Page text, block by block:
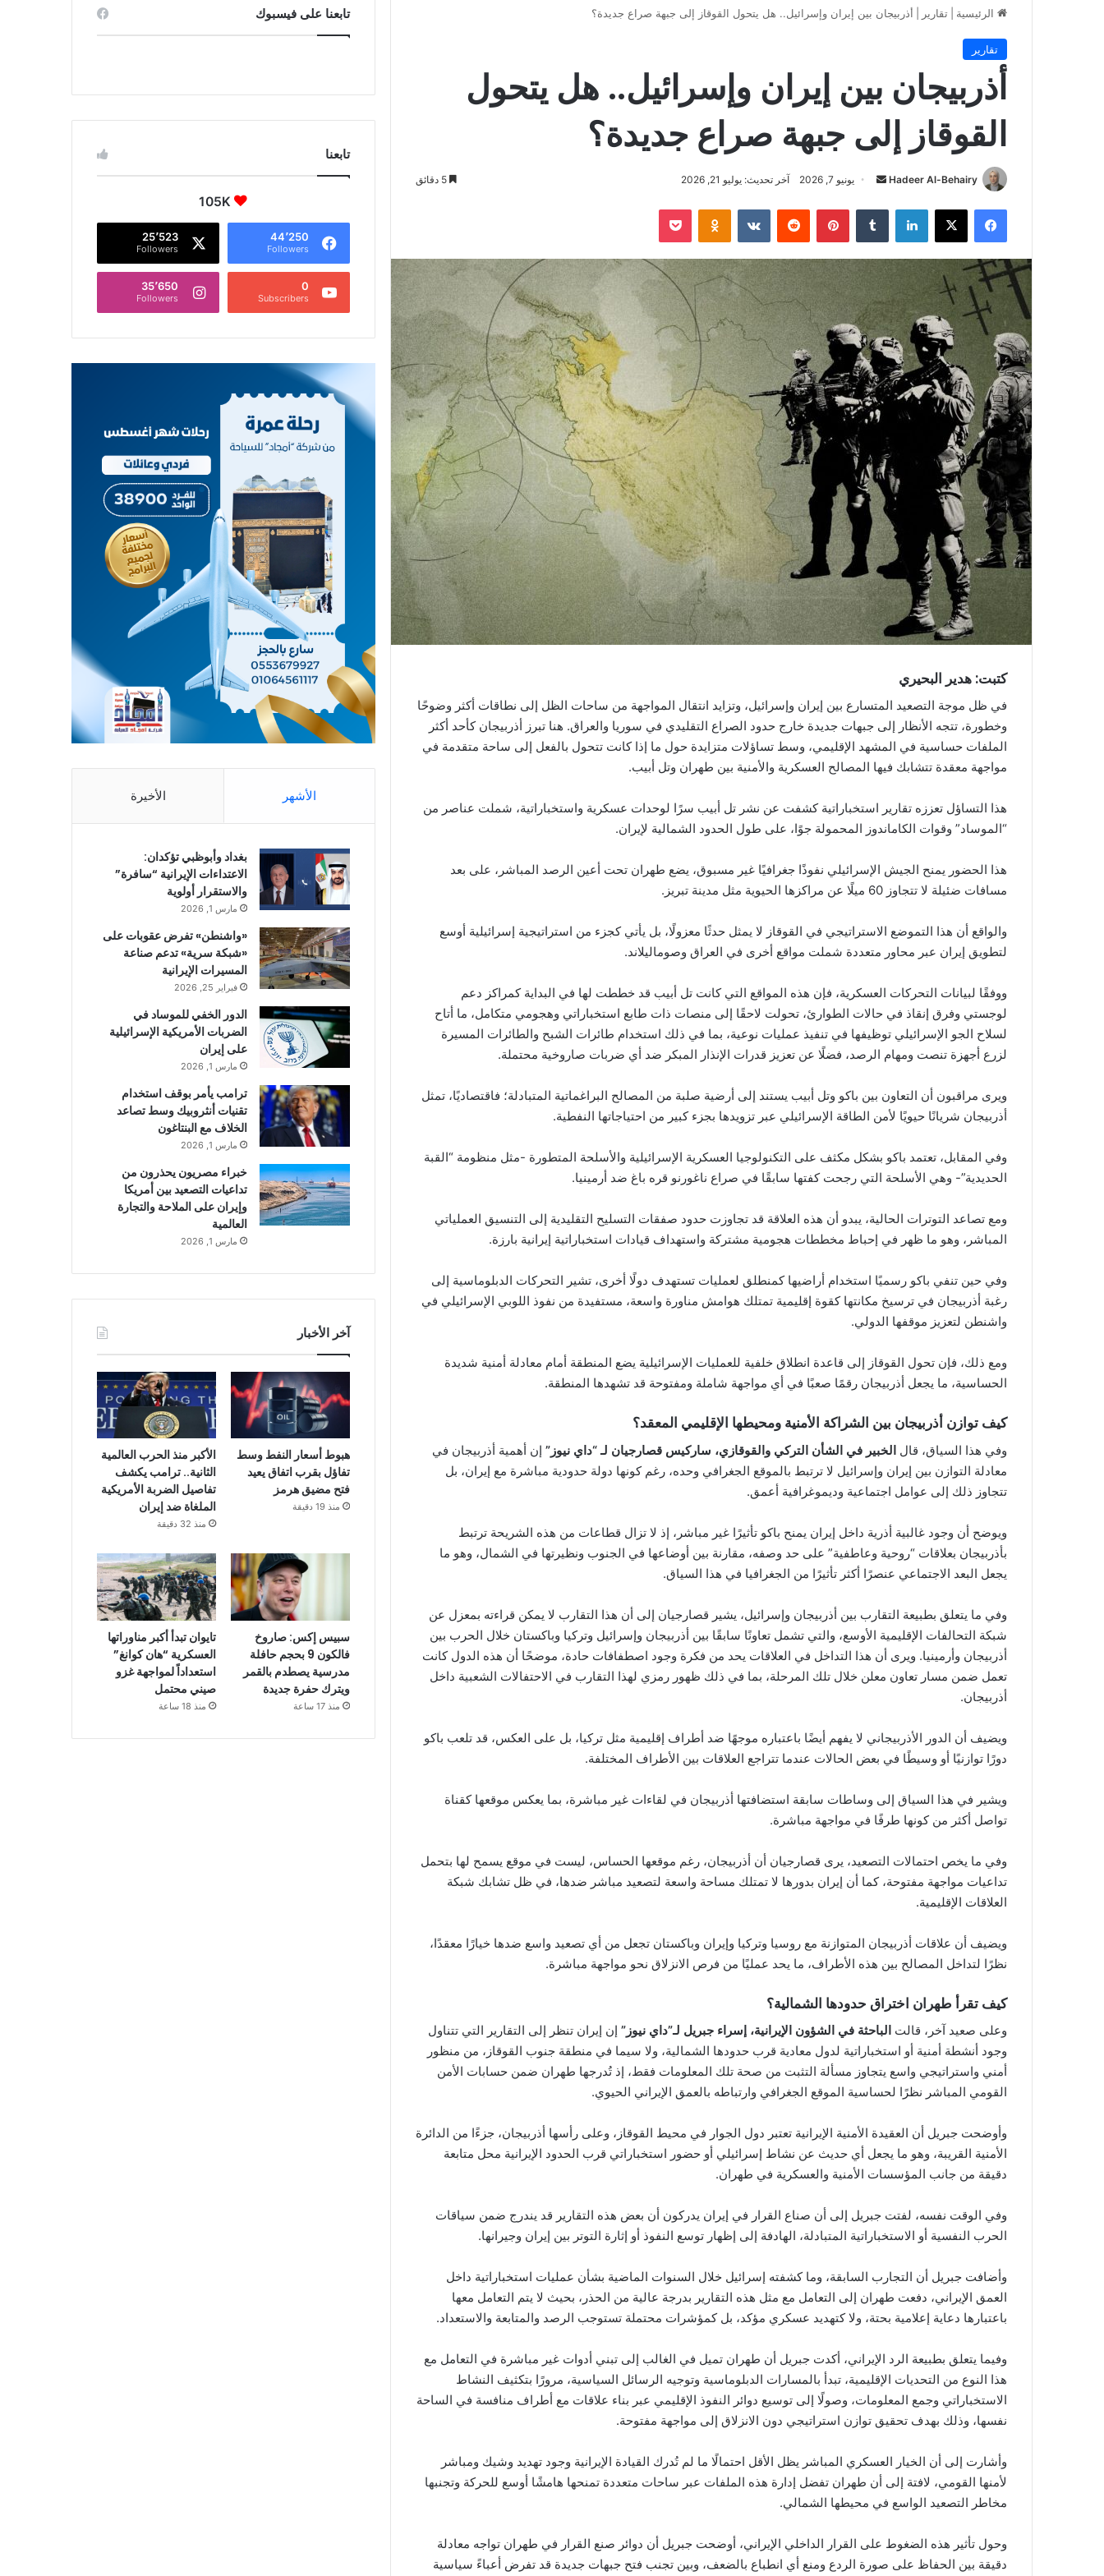
الرئيسية تقارير أذربيجان بين إيران وإسرائيل.. هل يتحول القوقاز إلى جبهة صراع جديدة؟
تقارير
أذربيجان بين إيران وإسرائيل.. هل يتحول
القوقاز إلى جبهة صراع جديدة؟
Hadeer Al-Behairy
س
ب
ي
د
ا
ل
ك
ت
و
ي
ا
يونيو 7, 2026 آخر تحديث: يوليو 21, 2026
فيسبوك لينكدإن بينتيريست
كتبت: هدير البحيري
في ظل موجة التصعيد المتسارع بين إيران وإسرائيل، وتزايد انتقال المواجهة من ساحات الظل إلى نطاقات أكثر وضوحًا
وخطورة، تتجه الأنظار إلى جبهات جديدة خارج حدود الصراع التقليدي في سوريا والعراق. هنا تبرز أذربيجان كأحد أكثر
الملفات حساسية في المشهد الإقليمي، وسط تساؤلات متزايدة حول ما إذا كانت تتحول بالفعل إلى ساحة متقدمة في
مواجهة معقدة تتشابك فيها المصالح العسكرية والأمنية بين طهران وتل أبيب.
هذا التساؤل تعززه تقارير استخباراتية كشفت عن نشر تل أبيب سرًا لوحدات عسكرية واستخباراتية، شملت عناصر من
“الموساد” وقوات الكاماندوز المحمولة جوًا، على طول الحدود الشمالية لإيران.
هذا الحضور يمنح الجيش الإسرائيلي نفوذًا جغرافيًا غير مسبوق، يضع طهران تحت أعين الرصد المباشر، على بعد
مسافات ضئيلة لا تتجاوز 60 ميلًا عن مراكزها الحيوية مثل مدينة تبريز.
والواقع أن هذا التموضع الاستراتيجي في القوقاز لا يمثل حدثًا معزولًا، بل يأتي كجزء من استراتيجية إسرائيلية أوسع
لتطويق إيران عبر محاور متعددة شملت مواقع أخرى في العراق وصوماليلاند.
ووفقًا لبيانات التحركات العسكرية، فإن هذه المواقع التي كانت تل أبيب قد خططت لها في البداية كمراكز دعم
لوجستي وفرق إنقاذ في حالات الطوارئ، تحولت لاحقًا إلى منصات ذات طابع استخباراتي وهجومي متكامل، ما أتاح
لسلاح الجو الإسرائيلي توظيفها في تنفيذ عمليات نوعية، بما في ذلك استخدام طائرات الشبح والطائرات المسيرة
لزرع أجهزة تنصت ومهام الرصد، فضلًا عن تعزيز قدرات الإنذار المبكر ضد أي ضربات صاروخية محتملة.
ويرى مراقبون أن التعاون بين باكو وتل أبيب يستند إلى أرضية صلبة من المصالح البراغماتية المتبادلة؛ فاقتصاديًا، تمثل
أذربيجان شريانًا حيويًا لأمن الطاقة الإسرائيلي عبر تزويدها بجزء كبير من احتياجاتها النفطية.
وفي المقابل، تعتمد باكو بشكل مكثف على التكنولوجيا العسكرية الإسرائيلية والأسلحة المتطورة -مثل منظومة “القبة
الحديدية”- وهي الأسلحة التي رجحت كفتها سابقًا في صراع ناغورنو قره باغ ضد أرمينيا.
ومع تصاعد التوترات الحالية، يبدو أن هذه العلاقة قد تجاوزت حدود صفقات التسليح التقليدية إلى التنسيق العملياتي
المباشر، وهو ما ظهر في إحباط مخططات هجومية مشتركة واستهداف قيادات استخباراتية إيرانية بارزة.
وفي حين تنفي باكو رسميًا استخدام أراضيها كمنطلق لعمليات تستهدف دولًا أخرى، تشير التحركات الدبلوماسية إلى
رغبة أذربيجان في ترسيخ مكانتها كقوة إقليمية تمتلك هوامش مناورة واسعة، مستفيدة من نفوذ اللوبي الإسرائيلي في
واشنطن لتعزيز موقفها الدولي.
ومع ذلك، فإن تحول القوقاز إلى قاعدة انطلاق خلفية للعمليات الإسرائيلية يضع المنطقة أمام معادلة أمنية شديدة
الحساسية، ما يجعل أذربيجان رقمًا صعبًا في أي مواجهة شاملة ومفتوحة قد تشهدها المنطقة.
كيف توازن أذربيجان بين الشراكة الأمنية ومحيطها الإقليمي المعقد؟
وفي هذا السياق، قال الخبير في الشأن التركي والقوقازي، ساركيس قصارجيان لـ “داي نيوز” إن أهمية أذربيجان في
معادلة التوازن بين إيران وإسرائيل لا ترتبط بالموقع الجغرافي وحده، رغم كونها دولة حدودية مباشرة مع إيران، بل
تتجاوز ذلك إلى عوامل اجتماعية وديموغرافية أعمق.
ويوضح أن وجود غالبية أذرية داخل إيران يمنح باكو تأثيرًا غير مباشر، إذ لا تزال قطاعات من هذه الشريحة ترتبط
بأذربيجان بعلاقات “روحية وعاطفية” على حد وصفه، مقارنة بين أوضاعها في الجنوب ونظيرتها في الشمال، وهو ما
يجعل البعد الاجتماعي عنصرًا أكثر تأثيرًا من الجغرافيا في هذا السياق.
وفي ما يتعلق بطبيعة التقارب بين أذربيجان وإسرائيل، يشير قصارجيان إلى أن هذا التقارب لا يمكن قراءته بمعزل عن
شبكة التحالفات الإقليمية الأوسع، والتي تشمل تعاونًا سابقًا بين أذربيجان وإسرائيل وتركيا وباكستان خلال الحرب بين
أذربيجان وأرمينيا. ويرى أن هذا التداخل في العلاقات يحد من فكرة وجود اصطفافات حادة، موضحًا أن هذه الدول كانت
تعمل ضمن مسار تعاون معلن خلال تلك المرحلة، بما في ذلك ظهور رمزي لهذا التقارب في الاحتفالات الشعبية داخل
أذربيجان.
ويضيف أن الدور الأذربيجاني لا يفهم أيضًا باعتباره موجهًا ضد أطراف إقليمية مثل تركيا، بل على العكس، قد تلعب باكو
دورًا توازنيًا أو وسيطًا في بعض الحالات عندما تتراجع العلاقات بين الأطراف المختلفة.
ويشير في هذا السياق إلى وساطات سابقة استضافتها أذربيجان في لقاءات غير مباشرة، بما يعكس موقعها كقناة
تواصل أكثر من كونها طرفًا في مواجهة مباشرة.
وفي ما يخص احتمالات التصعيد، يرى قصارجيان أن أذربيجان، رغم موقعها الحساس، ليست في موقع يسمح لها بتحمل
تداعيات مواجهة مفتوحة، كما أن إيران بدورها لا تمتلك مساحة واسعة لتصعيد مباشر ضدها، في ظل تشابك شبكة
العلاقات الإقليمية.
ويضيف أن علاقات أذربيجان المتوازنة مع روسيا وتركيا وإيران وباكستان تجعل من أي تصعيد واسع ضدها خيارًا معقدًا،
نظرًا لتداخل المصالح بين هذه الأطراف، ما يحد عمليًا من فرص الانزلاق نحو مواجهة مباشرة.
كيف تقرأ طهران اختراق حدودها الشمالية؟
وعلى صعيد آخر، قالت الباحثة في الشؤون الإيرانية، إسراء جبريل لـ”داي نيوز” إن إيران تنظر إلى التقارير التي تتناول
وجود أنشطة أمنية أو استخباراتية لدول معادية قرب حدودها الشمالية، ولا سيما في منطقة جنوب القوقاز، من منظور
أمني واستراتيجي واسع يتجاوز مسألة التثبت من صحة تلك المعلومات فقط، إذ تُدرجها طهران ضمن حسابات الأمن
القومي المباشر نظرًا لحساسية الموقع الجغرافي وارتباطه بالعمق الإيراني الحيوي.
وأوضحت جبريل أن العقيدة الأمنية الإيرانية تعتبر دول الجوار في محيط القوقاز، وعلى رأسها أذربيجان، جزءًا من الدائرة
الأمنية القريبة، وهو ما يجعل أي حديث عن نشاط إسرائيلي أو حضور استخباراتي قرب الحدود الإيرانية محل متابعة
دقيقة من جانب المؤسسات الأمنية والعسكرية في طهران.
وفي الوقت نفسه، لفتت جبريل إلى أن صناع القرار في إيران يدركون أن بعض هذه التقارير قد يندرج ضمن سياقات
الحرب النفسية أو الاستخباراتية المتبادلة، الهادفة إلى إظهار توسع النفوذ أو إثارة التوتر بين إيران وجيرانها.
وأضافت جبريل أن التجارب السابقة، وما كشفته إسرائيل خلال السنوات الماضية بشأن عمليات استخباراتية داخل
العمق الإيراني، دفعت طهران إلى التعامل مع مثل هذه التقارير بدرجة عالية من الحذر، بحيث لا يتم التعامل معها
باعتبارها دعاية إعلامية بحتة، ولا كتهديد عسكري مؤكد، بل كمؤشرات محتملة تستوجب الرصد والمتابعة والاستعداد.
وفيما يتعلق بطبيعة الرد الإيراني، أكدت جبريل أن طهران تميل في الغالب إلى تبني أدوات غير مباشرة في التعامل مع
هذا النوع من التحديات الإقليمية، تبدأ بالمسارات الدبلوماسية وتوجيه الرسائل السياسية، مرورًا بتكثيف النشاط
الاستخباراتي وجمع المعلومات، وصولًا إلى توسيع دوائر النفوذ الإقليمي عبر بناء علاقات مع أطراف منافسة في الساحة
نفسها، وذلك بهدف تحقيق توازن استراتيجي دون الانزلاق إلى مواجهة مفتوحة.
وأشارت إلى أن الخيار العسكري المباشر يظل الأقل احتمالًا ما لم تُدرك القيادة الإيرانية وجود تهديد وشيك ومباشر
لأمنها القومي، لافتة إلى أن طهران تفضل إدارة هذه الملفات عبر ساحات متعددة تمنحها هامشًا أوسع للحركة وتجنبها
مخاطر التصعيد الواسع في محيطها الشمالي.
وحول تأثير هذه الضغوط على القرار الداخلي الإيراني، أوضحت جبريل أن دوائر صنع القرار في طهران تواجه معادلة
دقيقة بين الحفاظ على صورة الردع ومنع أي انطباع بالضعف، وبين تجنب فتح جبهات جديدة قد تفرض أعباءً سياسية
تابعنا على فيسبوك
تابعنا
105K
44٬250
Followers
25٬523
Followers
0
Subscribers
35٬650
Followers
الأشهر الأخيرة
بغداد وأبوظبي تؤكدان:
الاعتداءات الإيرانية “سافرة”
والاستقرار أولوية
مارس 1, 2026
«واشنطن» تفرض عقوبات على
«شبكة سرية» تدعم صناعة
المسيرات الإيرانية
فبراير 25, 2026
الدور الخفي للموساد في
الضربات الأمريكية الإسرائيلية
على إيران
مارس 1, 2026
ترامب يأمر بوقف استخدام
تقنيات أنثروبيك وسط تصاعد
الخلاف مع البنتاغون
مارس 1, 2026
خبراء مصريون يحذرون من
تداعيات التصعيد بين أمريكا
وإيران على الملاحة والتجارة
العالمية
مارس 1, 2026
آخر الأخبار
هبوط أسعار النفط وسط
تفاؤل بقرب اتفاق يعيد
فتح مضيق هرمز
منذ 19 دقيقة
الأكبر منذ الحرب العالمية
الثانية.. ترامب يكشف
تفاصيل الضربة الأمريكية
الملغاة ضد إيران
منذ 32 دقيقة
سبيس إكس: صاروخ
فالكون 9 بحجم حافلة
مدرسية يصطدم بالقمر
ويترك حفرة جديدة
منذ 17 ساعة
تايوان تبدأ أكبر مناوراتها
العسكرية “هان كوانغ”
استعداداً لمواجهة غزو
صيني محتمل
منذ 18 ساعة